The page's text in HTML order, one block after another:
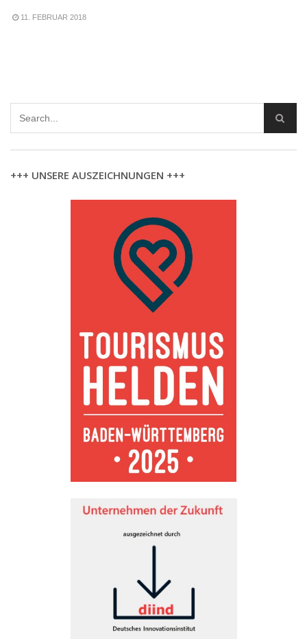
11. FEBRUAR 2018
+++ UNSERE AUSZEICHNUNGEN +++